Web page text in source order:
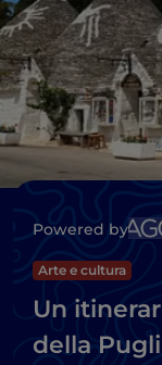
Powered by
Arte e cultura
Un
della